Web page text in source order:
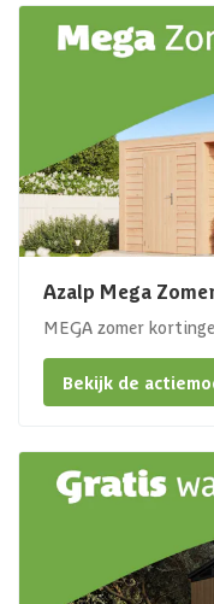
Azalp Mega
MEGA zomer
Bekijk de